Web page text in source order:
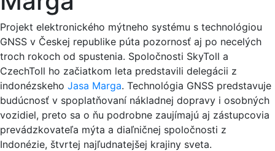
Projekt elektronického mýtneho systému s technológiou
GNSS v Českej republike púta pozornosť aj po necelých
troch rokoch od spustenia. Spoločnosti SkyToll a
CzechToll ho začiatkom leta predstavili delegácii z
indonézskeho Jasa Marga. Technológia GNSS predstavuje
budúcnosť v spoplatňovaní nákladnej dopravy i osobných
vozidiel, preto sa o ňu podrobne zaujímajú aj zástupcovia
prevádzkovateľa mýta a diaľničnej spoločnosti z
Indonézie, štvrtej najľudnatejšej krajiny sveta.